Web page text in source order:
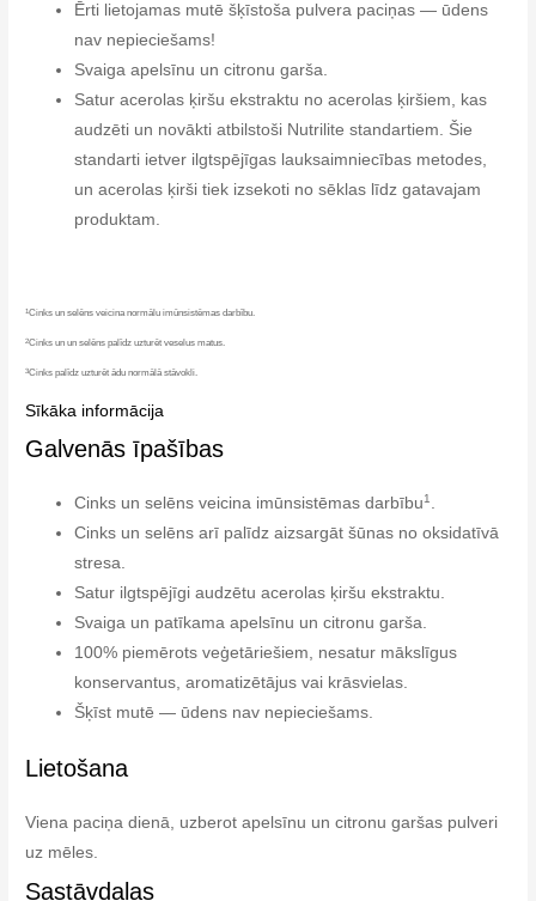
Ērti lietojamas mutē šķīstoša pulvera paciņas — ūdens
nav nepieciešams!
Svaiga apelsīnu un citronu garša.
Satur acerolas ķiršu ekstraktu no acerolas ķiršiem, kas
audzēti un novākti atbilstoši Nutrilite standartiem. Šie
standarti ietver ilgtspējīgas lauksaimniecības metodes,
un acerolas ķirši tiek izsekoti no sēklas līdz gatavajam
produktam.
1Cinks un selēns veicina normālu imūnsistēmas darbību.
2Cinks un un selēns palīdz uzturēt veselus matus.
3Cinks palīdz uzturēt ādu normālā stāvokli.
Sīkāka informācija
Galvenās īpašības
Cinks un selēns veicina imūnsistēmas darbību1.
Cinks un selēns arī palīdz aizsargāt šūnas no oksidatīvā
stresa.
Satur ilgtspējīgi audzētu acerolas ķiršu ekstraktu.
Svaiga un patīkama apelsīnu un citronu garša.
100% piemērots veģetāriešiem, nesatur mākslīgus
konservantus, aromatizētājus vai krāsvielas.
Šķīst mutē — ūdens nav nepieciešams.
Lietošana
Viena paciņa dienā, uzberot apelsīnu un citronu garšas pulveri
uz mēles.
Sastāvdaļas